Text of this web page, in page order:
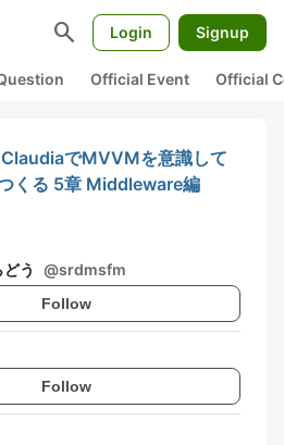
search Login Signup
Official Event Official
でMVVMを意識して
くる 5章 Middleware編
う @srdmsfm
Follow
Follow